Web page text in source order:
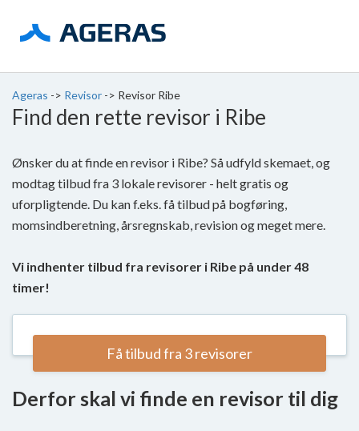
Ageras -> Revisor -> Revisor Ribe
Find den rette revisor i Ribe
Ønsker du at finde en revisor i Ribe? Så udfyld skemaet, og
modtag tilbud fra 3 lokale revisorer - helt gratis og
uforpligtende. Du kan f.eks. få tilbud på bogføring,
momsindberetning, årsregnskab, revision og meget mere.
Vi indhenter tilbud fra revisorer i Ribe på under 48
timer!
Få tilbud fra 3 revisorer
Derfor skal vi finde en revisor til dig